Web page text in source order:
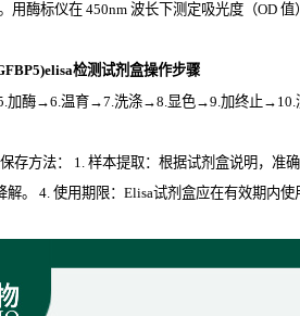
用酶标仪在 450nm 波长下测定吸光度（OD 值
检测试剂盒操作步骤
酶→6.温育→7.洗涤→8.显色→9.加终止→10.
存方法： 1. 样本提取：根据试剂盒说明，
。 4. 使用期限：Elisa试剂盒应在有效期内